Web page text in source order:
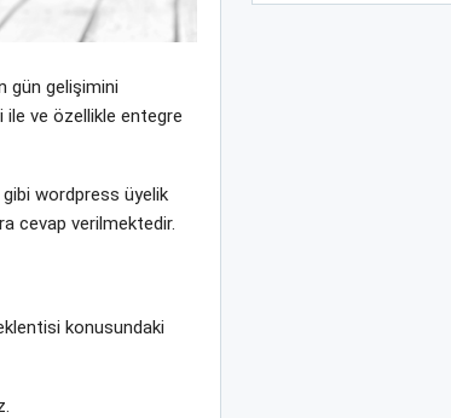
gün gelişimini
ile ve özellikle entegre
wordpress üyelik
cevap verilmektedir.
konusundaki